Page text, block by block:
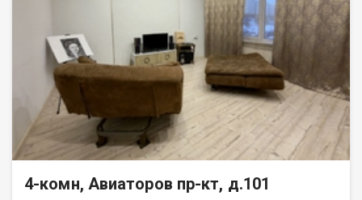
4-комн, Авиаторов пр-кт, д.101